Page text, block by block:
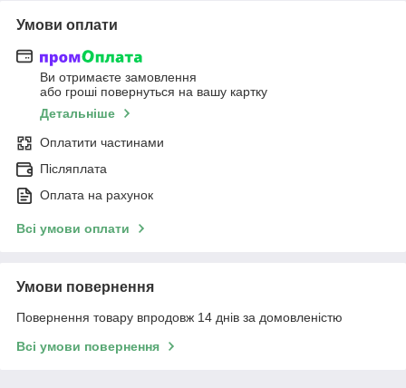
Умови оплати
Ви отримаєте замовлення
або гроші повернуться на вашу картку
Детальніше
Оплатити частинами
Післяплата
Оплата на рахунок
Всі умови оплати
Умови повернення
Повернення товару впродовж 14 днів за домовленістю
Всі умови повернення